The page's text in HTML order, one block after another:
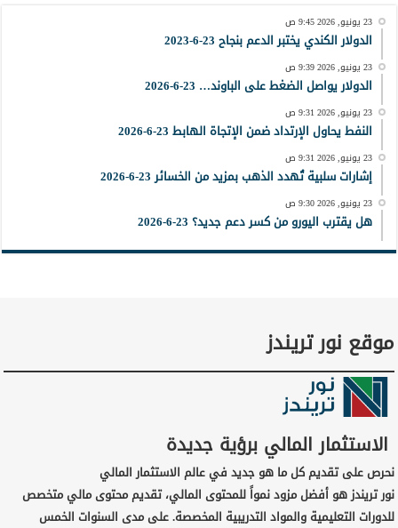
23 يونيو, 2026 9:45 ص
الدولار الكندي يختبر الدعم بنجاح 23-6-2023
23 يونيو, 2026 9:39 ص
الدولار يواصل الضغط على الباوند… 23-6-2026
23 يونيو, 2026 9:31 ص
النفط يحاول الإرتداد ضمن الإتجاة الهابط 23-6-2026
23 يونيو, 2026 9:31 ص
إشارات سلبية تُهدد الذهب بمزيد من الخسائر 23-6-2026
23 يونيو, 2026 9:30 ص
هل يقترب اليورو من كسر دعم جديد؟ 23-6-2026
موقع نور تريندز
الاستثمار المالي برؤية جديدة
نحرص على تقديم كل ما هو جديد في عالم الاستثمار المالي
نور تريندز هو أفضل مزود نمواً للمحتوى المالي، تقديم محتوى مالي متخصص
للدورات التعليمية والمواد التدريبية المخصصة. على مدى السنوات الخمس